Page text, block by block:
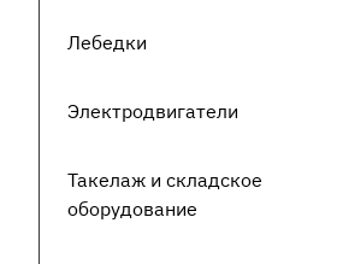
Лебедки
Электродвигатели
Такелаж и складское
оборудование